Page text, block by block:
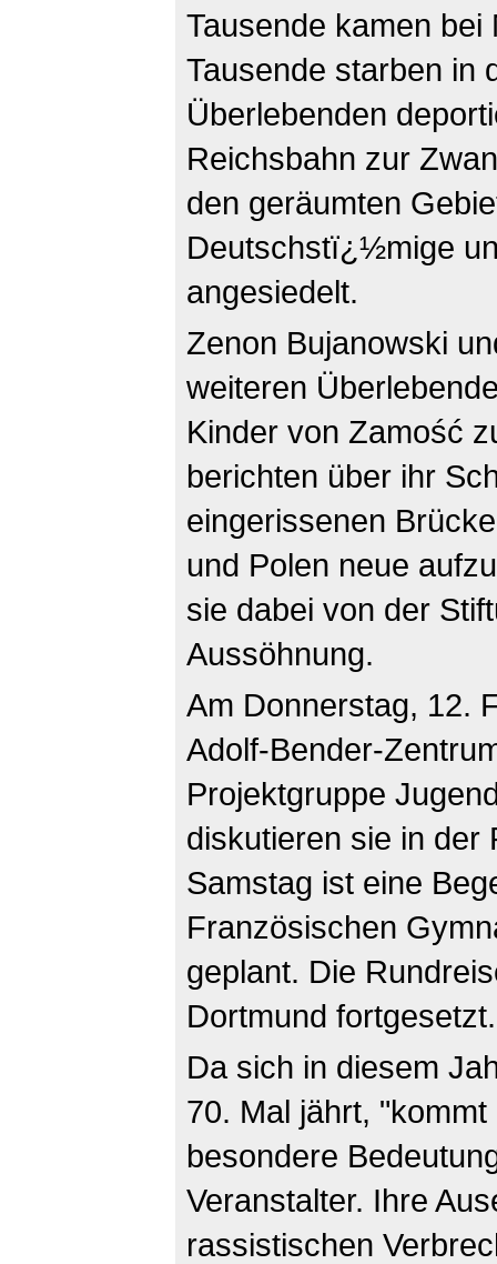
Tausende kamen
Tausende starben in
Überlebenden
Reichsbahn zur
den geräumten
Deutschstï¿½mige
angesiedelt.
Zenon Bujanowski
weiteren
Kinder von Zamość
berichten über ihr
eingerissenen
und Polen neue
sie dabei von der
Aussöhnung.
Am Donnerstag, 12.
Adolf-Bender-
Projektgruppe
diskutieren sie in der
Samstag ist eine
Französischen
geplant. Die
Dortmund fortgesetzt.
Da sich in diesem
70. Mal jährt,
besondere
Veranstalter. Ihre
rassistischen